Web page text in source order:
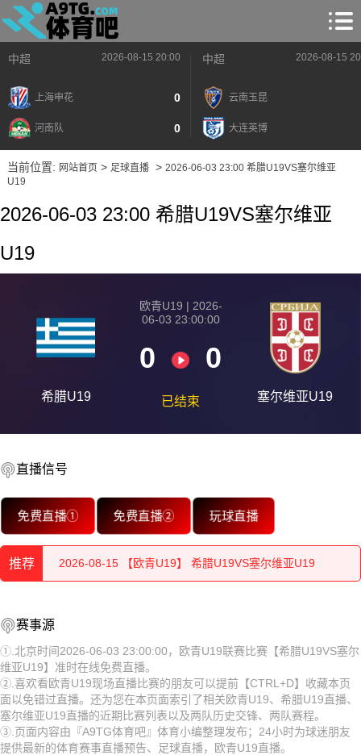
中超 2026-08-15 20:00
上海申花 0
河南队 0
中超 2026-08-15
云南玉昆
大连英博
当前位置: 网站首页> 足球直播> 2026-06-03 23:00 希腊U19VS塞尔维亚
U19
2026-06-03 23:00 希腊U19VS塞尔维亚
U19
希腊U19
欧青U19 | 2026-
06-03 23:00:00
0 0
已结束 塞尔维亚U19
直播信号
免费直播① 免费直播② 玩球直播
推荐
2026-08-15 【欧青U19】 希腊U19VS塞尔维亚U19
2026-08-15 【欧青U19】 希腊U19VS塞尔维亚U19
2026-08-15 【欧青U19】 希腊U19VS塞尔维亚U19
2026-08-15 【欧青U19】 希腊U19VS塞尔维亚U19
2026-08-15 【欧青U19】 希腊U19VS塞尔维亚U19
2026-08-15 【欧青U19】 希腊U19VS塞尔维亚U19
2026-08-15 【欧青U19】 希腊U19VS塞尔维亚U19
2026-08-15 【欧青U19】 希腊U19VS塞尔维亚U19
赛事源
①.北京时间2026-06-03 23:00:00，欧青U19联赛比赛【希腊U19VS塞尔
维亚U19】准时在线免费直播。
②.喜欢看欧青U19现场直播比赛的朋友可以提前【CTRL+D】收藏本页
面以免错过直播。还为您在本页面索引了相关欧青U19、希腊U19直播、
塞尔维亚U19直播的近期比赛列表以及两队历史交锋、两队赛程。
③.页面内容由『A9TG体育吧』体育小编整理发布；24小时为球迷朋友
提供最新的体育赛事直播预告、足球直播，欧青U19直播。